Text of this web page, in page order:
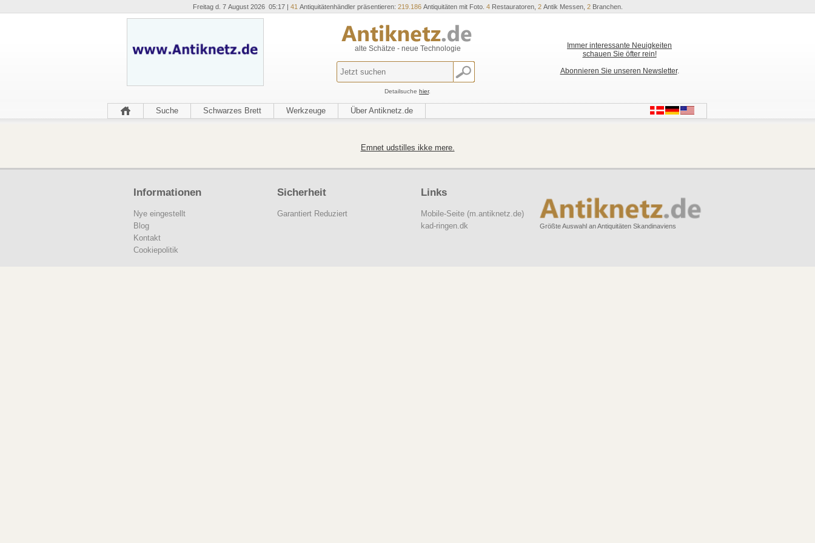
Freitag d. 7 August 2026 05:17 | 41 Antiquitätenhändler präsentieren: 219.186Antiquitäten mit Foto. 4Restauratoren, 2Antik Messen, 2Branchen.
alte Schätze - neue Technologie
Detailsuche hier.
Immer interessante Neuigkeiten
schauen Sie öfter rein!
Abonnieren Sie unseren Newsletter.
Suche Schwarzes Brett Werkzeuge Über Antiknetz.de
Emnet udstilles ikke mere.
Informationen
Nye eingestellt
Blog
Kontakt
Cookiepolitik
Sicherheit
Garantiert Reduziert
Links
Mobile-Seite (m.antiknetz.de)
kad-ringen.dk
Größte Auswahl an Antiquitäten Skandinaviens